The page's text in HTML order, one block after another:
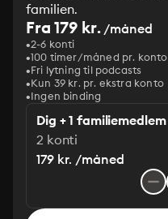
familien.
Fra 179 kr./måned
2-6 konti
100 timer/måned pr. konto
Fri lytning til podcasts
Kun 39 kr. pr. ekstra konto
Ingen binding
Dig + 1 familiemedlem
2 konti
179 kr. /måned